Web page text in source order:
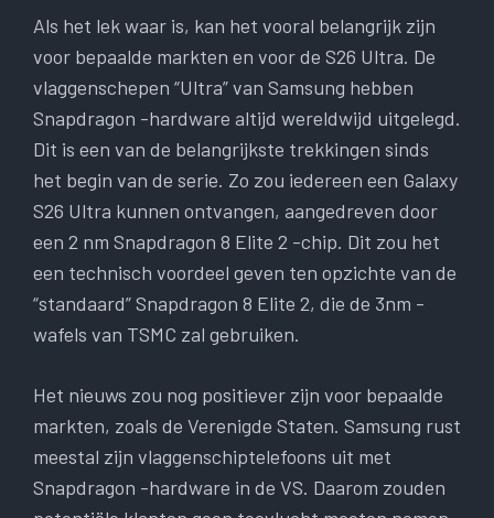
Als het lek waar is, kan het vooral belangrijk zijn
voor bepaalde markten en voor de S26 Ultra. De
vlaggenschepen “Ultra” van Samsung hebben
Snapdragon -hardware altijd wereldwijd uitgelegd.
Dit is een van de belangrijkste trekkingen sinds
het begin van de serie. Zo zou iedereen een Galaxy
S26 Ultra kunnen ontvangen, aangedreven door
een 2 nm Snapdragon 8 Elite 2 -chip. Dit zou het
een technisch voordeel geven ten opzichte van de
“standaard” Snapdragon 8 Elite 2, die de 3nm -
wafels van TSMC zal gebruiken.
Het nieuws zou nog positiever zijn voor bepaalde
markten, zoals de Verenigde Staten. Samsung rust
meestal zijn vlaggenschiptelefoons uit met
Snapdragon -hardware in de VS. Daarom zouden